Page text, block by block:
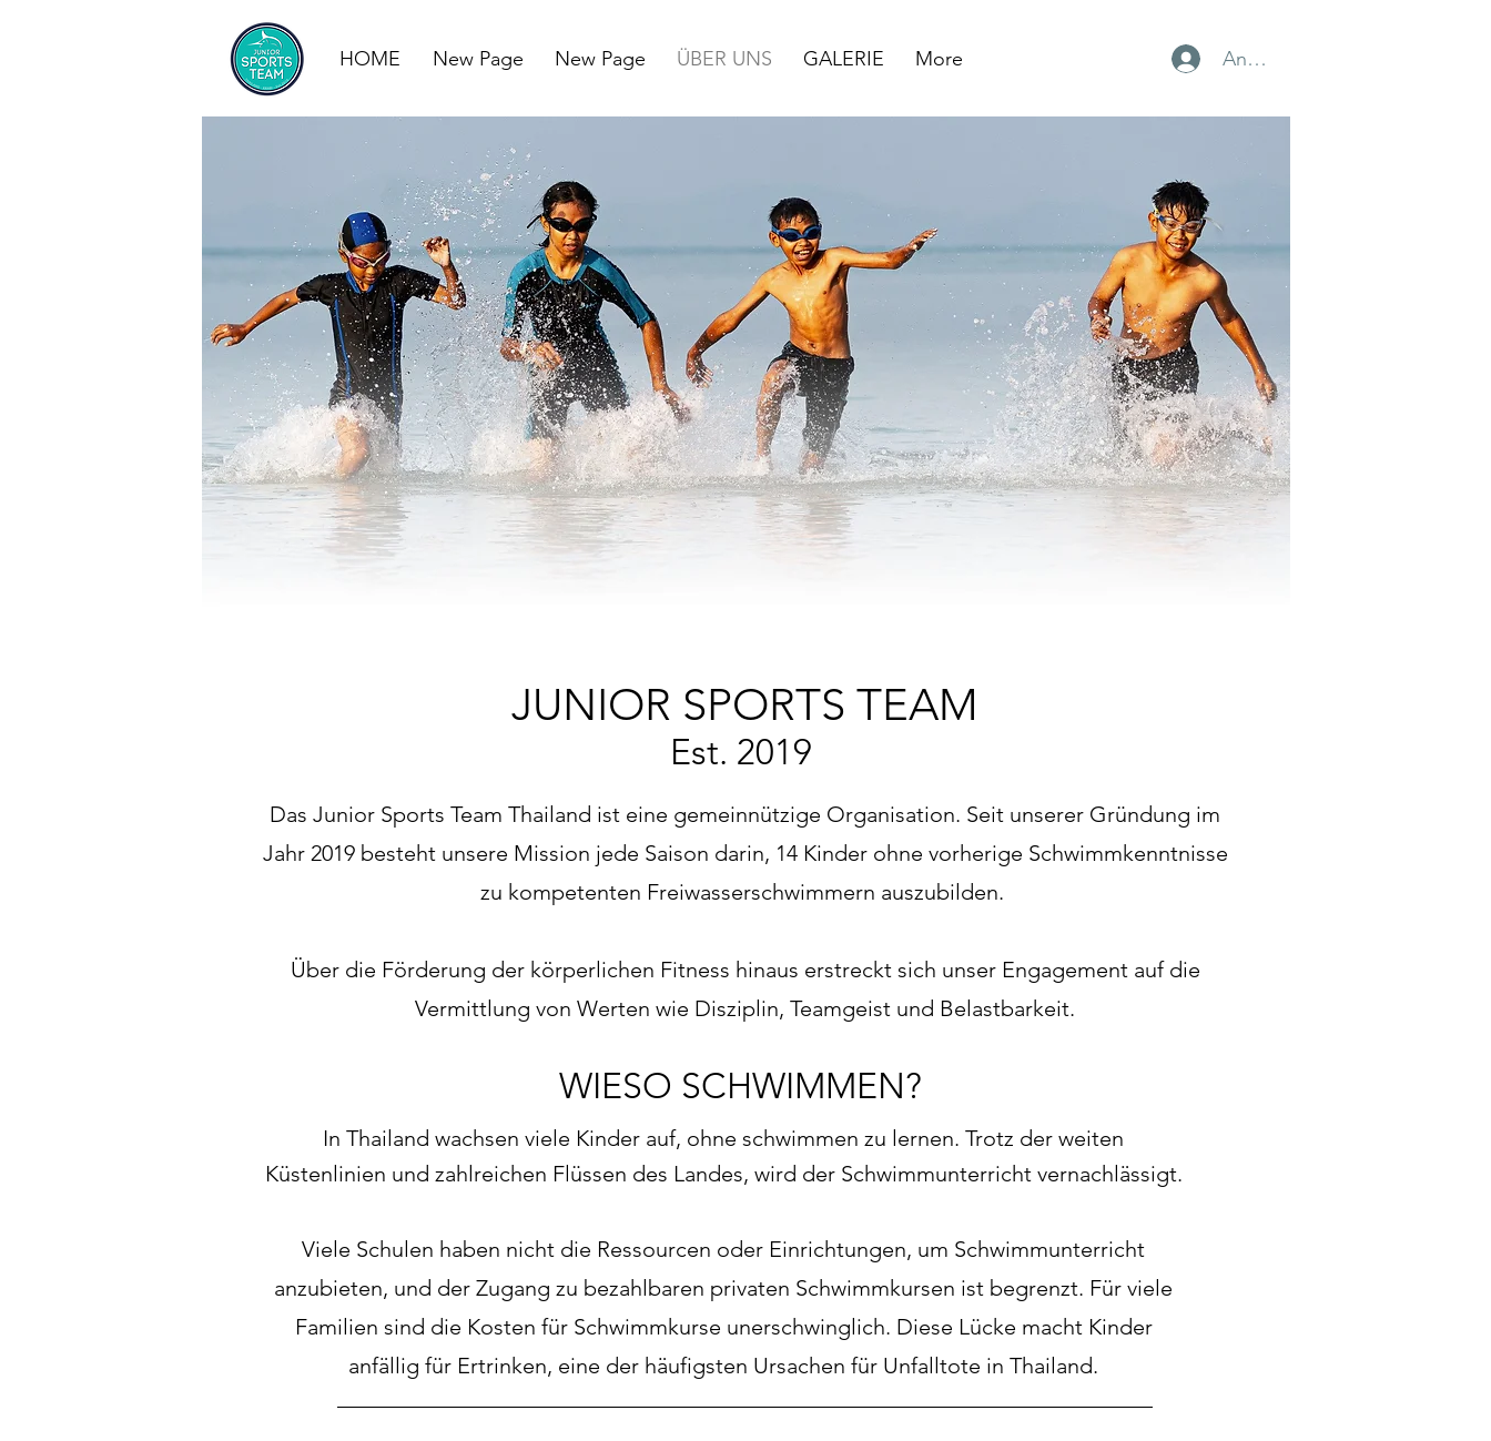
HOME New Page New Page ÜBER UNS GALERIE More Anmelden
JUNIOR SPORTS TEAM
Est. 2019
Das Junior Sports Team Thailand ist eine gemeinnützige Organisation. Seit unserer Gründung im
Jahr 2019 besteht unsere Mission jede Saison darin, 14 Kinder ohne vorherige Schwimmkenntnisse
zu kompetenten Freiwasserschwimmern auszubilden.
Über die Förderung der körperlichen Fitness hinaus erstreckt sich unser Engagement auf die
Vermittlung von Werten wie Disziplin, Teamgeist und Belastbarkeit.
WIESO SCHWIMMEN?
In Thailand wachsen viele Kinder auf, ohne schwimmen zu lernen. Trotz der weiten
Küstenlinien und zahlreichen Flüssen des Landes, wird der Schwimmunterricht vernachlässigt.
Viele Schulen haben nicht die Ressourcen oder Einrichtungen, um Schwimmunterricht
anzubieten, und der Zugang zu bezahlbaren privaten Schwimmkursen ist begrenzt. Für viele
Familien sind die Kosten für Schwimmkurse unerschwinglich. Diese Lücke macht Kinder
anfällig für Ertrinken, eine der häufigsten Ursachen für Unfalltote in Thailand.